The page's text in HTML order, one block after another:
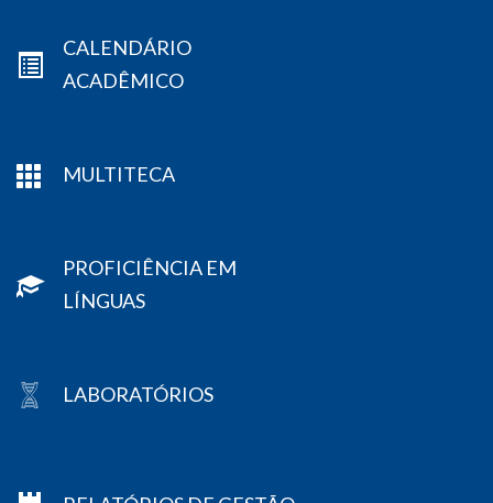
CALENDÁRIO
ACADÊMICO
MULTITECA
PROFICIÊNCIA EM
LÍNGUAS
LABORATÓRIOS